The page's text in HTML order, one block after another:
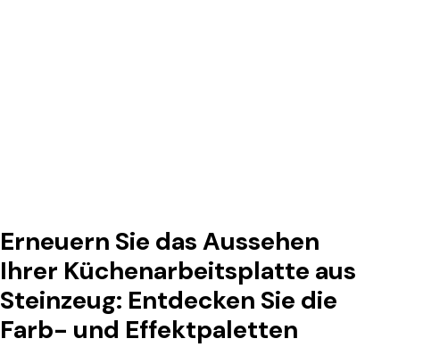
Erneuern Sie das Aussehen
Ihrer Küchenarbeitsplatte aus
Steinzeug: Entdecken Sie die
Farb- und Effektpaletten